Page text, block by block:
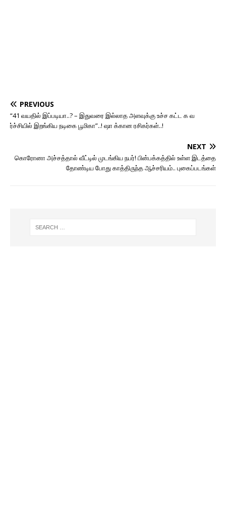
PREVIOUS
“41 வயதில் இப்படியா..? – இதுவரை இல்லாத அளவுக்கு உச்ச கட்ட க வ
ர்ச்சியில் இறங்கிய நடிகை பூமிகா”..! ஷா க்கான ரசிகர்கள்..!
NEXT
கொரோனா அச்சத்தால் வீட்டில் முடங்கிய நபர்! பின்பக்கத்தில் உள்ள இடத்தை
தோண்டிய போது காத்திருந்த ஆச்சரியம்.. புகைப்படங்கள்